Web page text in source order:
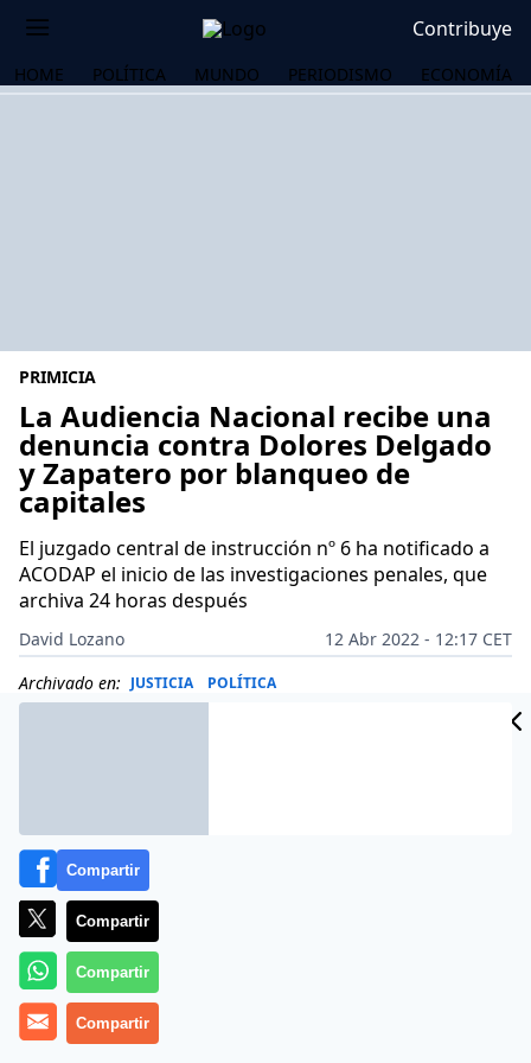
Contribuye
HOME POLÍTICA MUNDO PERIODISMO ECONOMÍA
PRIMICIA
La Audiencia Nacional recibe una
denuncia contra Dolores Delgado
y Zapatero por blanqueo de
capitales
El juzgado central de instrucción nº 6 ha notificado a
ACODAP el inicio de las investigaciones penales, que
archiva 24 horas después
David Lozano
12 Abr 2022 - 12:17 CET
Archivado en: JUSTICIA POLÍTICA
Compartir
Compartir
Compartir
Compartir